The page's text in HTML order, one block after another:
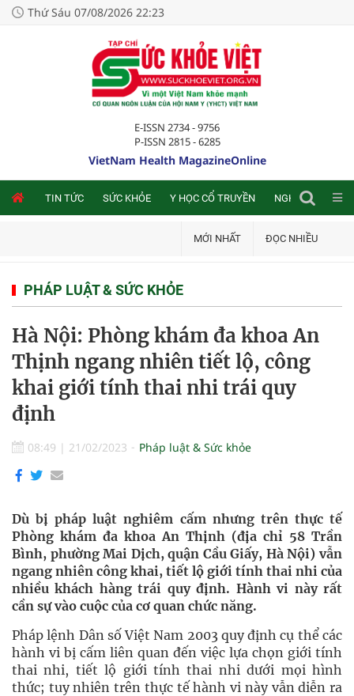
Thứ Sáu 07/08/2026 22:23
E-ISSN 2734 - 9756
P-ISSN 2815 - 6285
VietNam Health MagazineOnline
TIN TỨC SỨC KHỎE Y HỌC CỔ TRUYỀN NGHIÊN CỨU
MỚI NHẤT ĐỌC NHIỀU
PHÁP LUẬT & SỨC KHỎE
Hà Nội: Phòng khám đa khoa An
Thịnh ngang nhiên tiết lộ, công
khai giới tính thai nhi trái quy
định
08:49 | 21/02/2023 Pháp luật & Sức khỏe
Dù bị pháp luật nghiêm cấm nhưng trên thực tế
Phòng khám đa khoa An Thịnh (địa chỉ 58 Trần
Bình, phường Mai Dịch, quận Cầu Giấy, Hà Nội) vẫn
ngang nhiên công khai, tiết lộ giới tính thai nhi của
nhiều khách hàng trái quy định. Hành vi này rất
cần sự vào cuộc của cơ quan chức năng.
Pháp lệnh Dân số Việt Nam 2003 quy định cụ thể các
hành vi bị cấm liên quan đến việc lựa chọn giới tính
thai nhi, tiết lộ giới tính thai nhi dưới mọi hình
thức; tuy nhiên trên thực tế hành vi này vẫn diễn ra